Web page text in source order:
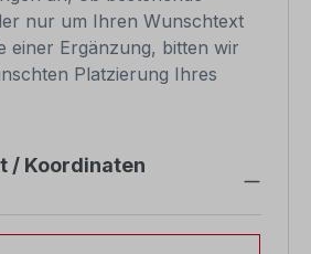
nur um Ihren Wunschtext
einer Ergänzung, bitten wir
Platzierung Ihres
/ Koordinaten